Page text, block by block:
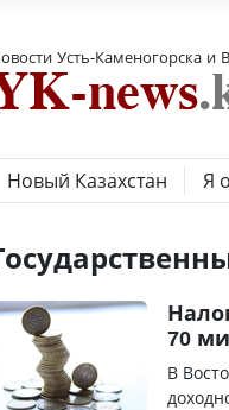
Усть-Каменогорска и
Новый Казахстан Я
70
В